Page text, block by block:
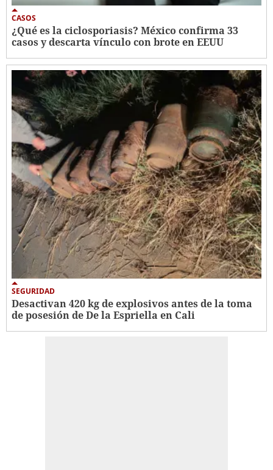
CASOS
¿Qué es la ciclosporiasis? México confirma 33
casos y descarta vínculo con brote en EEUU
SEGURIDAD
Desactivan 420 kg de explosivos antes de la toma
de posesión de De la Espriella en Cali